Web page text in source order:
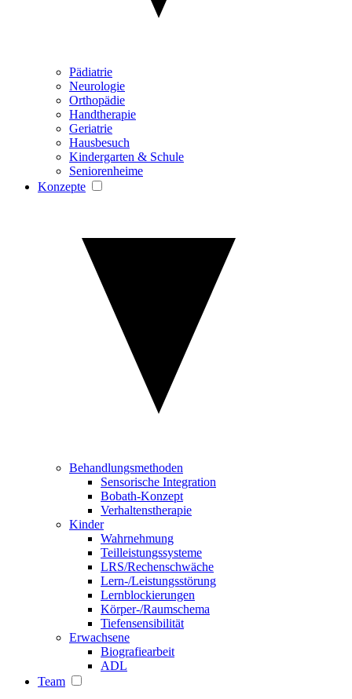
Pädiatrie
Neurologie
Orthopädie
Handtherapie
Geriatrie
Hausbesuch
Kindergarten & Schule
Seniorenheime
Konzepte
Behandlungsmethoden
Sensorische Integration
Bobath-Konzept
Verhaltenstherapie
Kinder
Wahrnehmung
Teilleistungssysteme
LRS/Rechenschwäche
Lern-/Leistungsstörung
Lernblockierungen
Körper-/Raumschema
Tiefensensibilität
Erwachsene
Biografiearbeit
ADL
Team